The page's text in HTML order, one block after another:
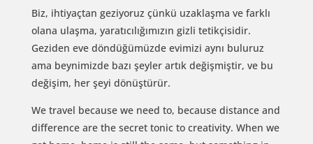
Biz, ihtiyaçtan geziyoruz çünkü uzaklaşma ve farklı
olana ulaşma, yaratıcılığımızın gizli tetikçisidir.
Geziden eve döndüğümüzde evimizi aynı buluruz
ama beynimizde bazı şeyler artık değişmiştir, ve bu
değişim, her şeyi dönüştürür.
We travel because we need to, because distance and
difference are the secret tonic to creativity. When we